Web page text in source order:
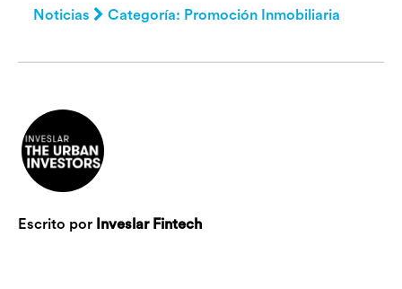
Noticias Categoría: Promoción Inmobiliaria
Escrito por Inveslar Fintech